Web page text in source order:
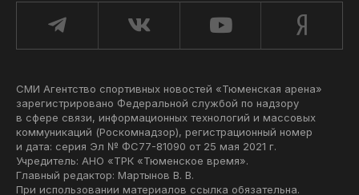
СМИ Агентство спортивных новостей «Тюменская арена»
зарегистрировано Федеральной службой по надзору
в сфере связи, информационных технологий и массовых
коммуникаций (Роскомнадзор), регистрационный номер
и дата: серия Эл № ФС77-81090 от 25 мая 2021 г.
Учредитель: АНО «ТРК «Тюменское время».
Главный редактор: Мартынов В. В.
При использовании материалов ссылка обязательна.